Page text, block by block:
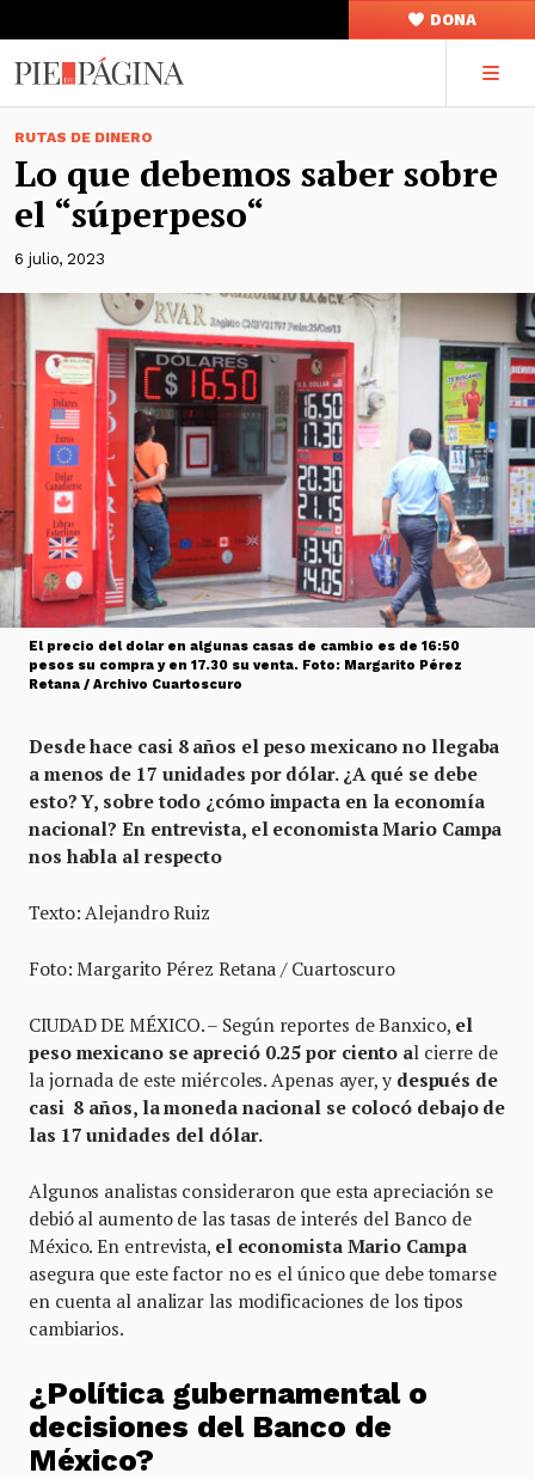
DONA
RUTAS DE DINERO
Lo que debemos saber sobre
el “súperpeso“
6 julio, 2023
El precio del dolar en algunas casas de cambio es de 16:50
pesos su compra y en 17.30 su venta. Foto: Margarito Pérez
Retana / Archivo Cuartoscuro
Desde hace casi 8 años el peso mexicano no llegaba
a menos de 17 unidades por dólar. ¿A qué se debe
esto? Y, sobre todo ¿cómo impacta en la economía
nacional? En entrevista, el economista Mario Campa
nos habla al respecto
Texto: Alejandro Ruiz
Foto: Margarito Pérez Retana / Cuartoscuro
CIUDAD DE MÉXICO. – Según reportes de Banxico, el
peso mexicano se apreció 0.25 por ciento al cierre de
la jornada de este miércoles. Apenas ayer, y después de
casi 8 años, la moneda nacional se colocó debajo de
las 17 unidades del dólar.
Algunos analistas consideraron que esta apreciación se
debió al aumento de las tasas de interés del Banco de
México. En entrevista, el economista Mario Campa
asegura que este factor no es el único que debe tomarse
en cuenta al analizar las modificaciones de los tipos
cambiarios.
¿Política gubernamental o
decisiones del Banco de
México?